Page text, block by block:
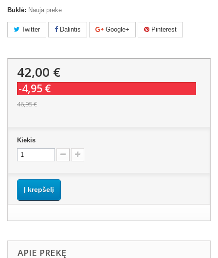
Būklė: Nauja prekė
Twitter Dalintis Google+ Pinterest
42,00 €
-4,95 €
46,95 €
Kiekis
Į krepšelį
APIE PREKĘ